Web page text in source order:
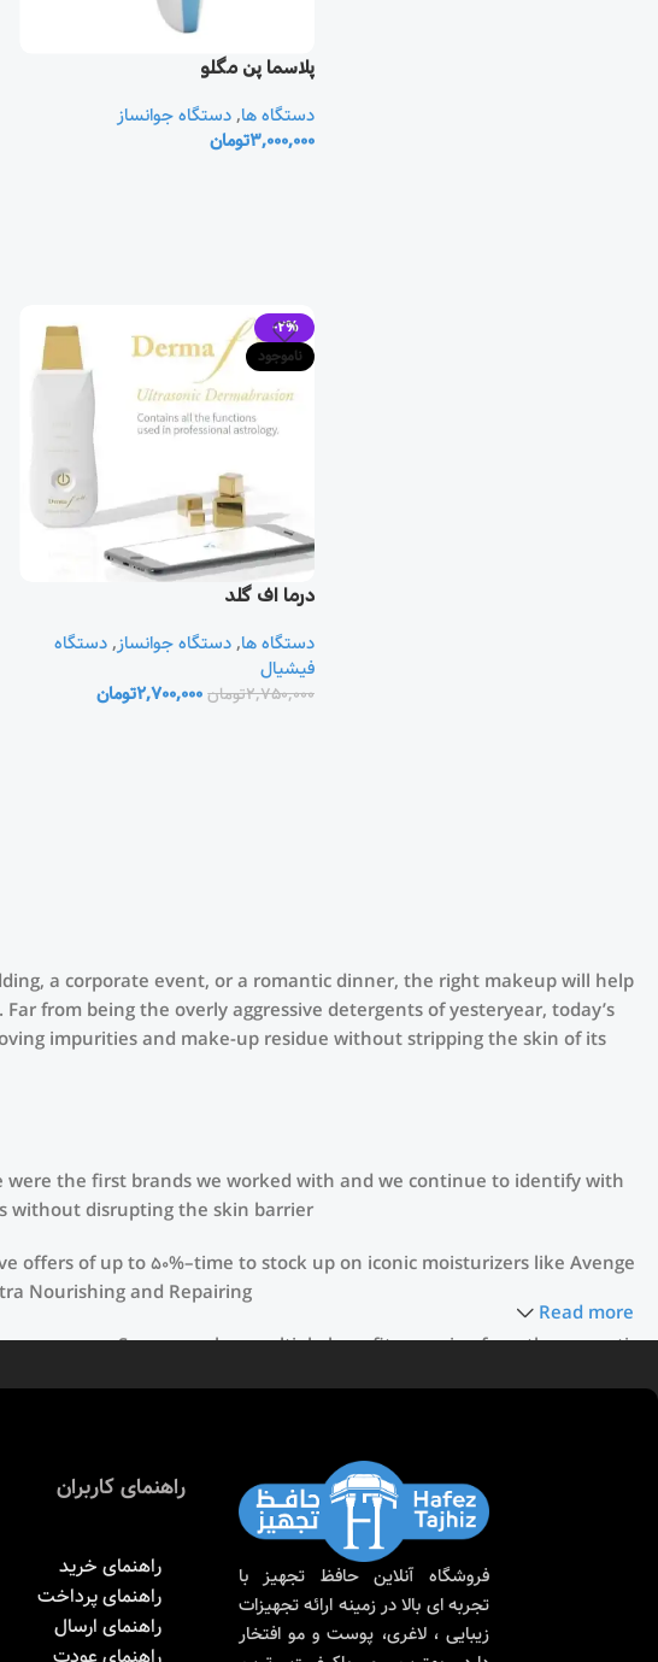
پلاسما پن مگلو
دستگاه ها,دستگاه جوانساز
3,000,000تومان
-2%
ناموجود
درما اف گلد
دستگاه ها,دستگاه جوانساز,دستگاه
فیشیال
2,750,000تومان 2,700,000تومان
a corporate event, or a romantic dinner, the right makeup will help
from being the overly aggressive detergents of yesteryear, today’s
impurities and make-up residue without stripping the skin of its
were the first brands we worked with and we continue to identify with
without disrupting the skin barrier.
offers of up to 50%–time to stock up on iconic moisturizers like Avenge
Nourishing and Repairing.
sunscreen. Sunscreen has multiple benefits, ranging from the cosmetic
Read more
فروشگاه آنلاین حافظ تجهیز با
تجربه ای بالا در زمینه ارائه تجهیزات
زیبایی ، لاغری، پوست و مو افتخار
راهنمای کاربران
راهنمای خرید
راهنمای پرداخت
راهنمای ارسال